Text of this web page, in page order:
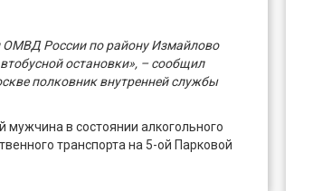
России по району Измайлово
остановки», – сообщил
полковник внутренней службы
мужчина в состоянии алкогольного
транспорта на 5-ой Парковой